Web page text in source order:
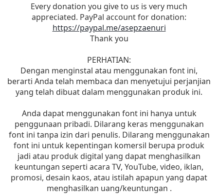
Every donation you give to us is very much
appreciated. PayPal account for donation:
https://paypal.me/asepzaenuri
Thank you
PERHATIAN:
Dengan menginstal atau menggunakan font ini,
berarti Anda telah membaca dan menyetujui perjanjian
yang telah dibuat dalam menggunakan produk ini.
Anda dapat menggunakan font ini hanya untuk
penggunaan pribadi. Dilarang keras menggunakan
font ini tanpa izin dari penulis. Dilarang menggunakan
font ini untuk kepentingan komersil berupa produk
jadi atau produk digital yang dapat menghasilkan
keuntungan seperti acara TV, YouTube, video, iklan,
promosi, desain kaos, atau istilah apapun yang dapat
menghasilkan uang/keuntungan .